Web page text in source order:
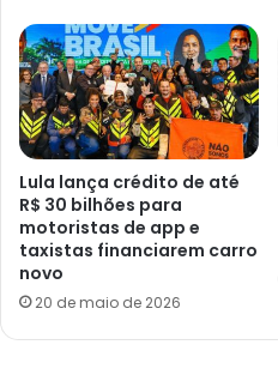
Lula lança crédito de até
R$ 30 bilhões para
motoristas de app e
taxistas financiarem carro
novo
20 de maio de 2026